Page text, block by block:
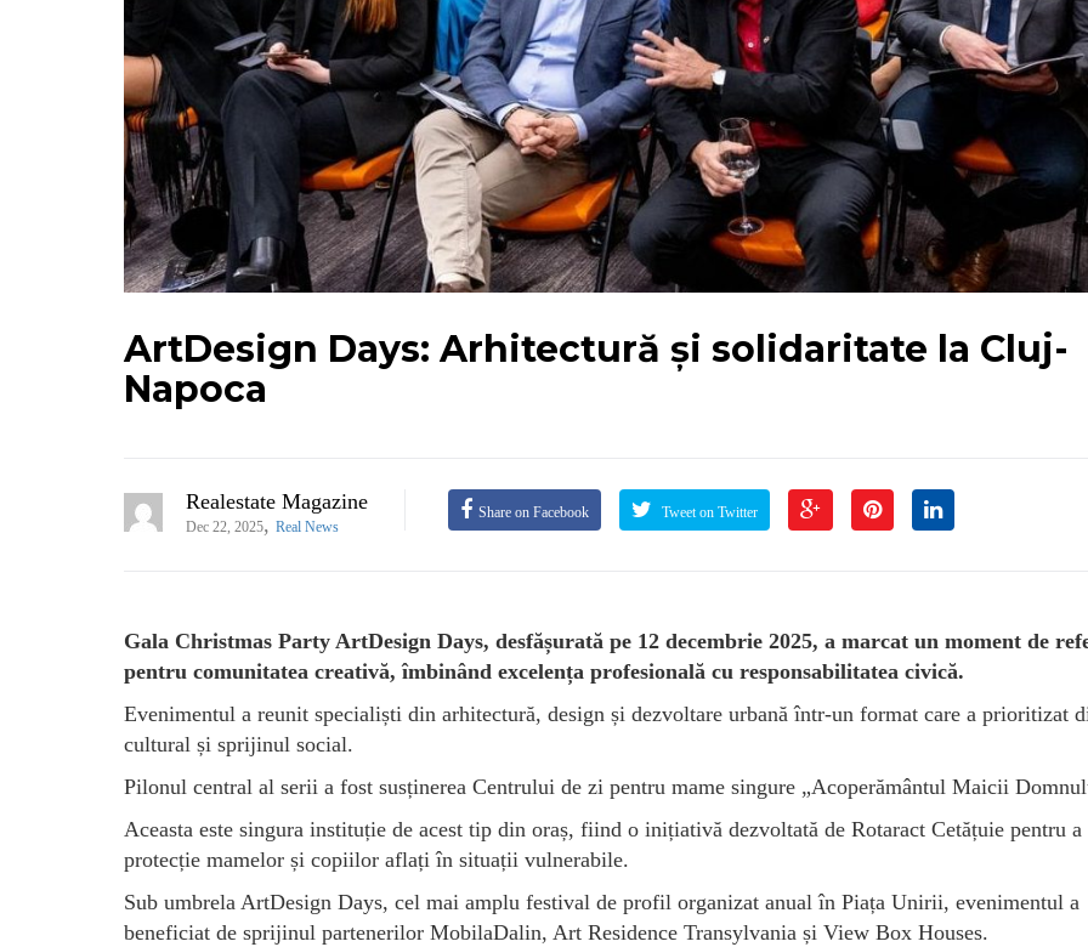
ArtDesign Days: Arhitectură și solidaritate la Cluj-
Napoca
Realestate Magazine
Dec 22, 2025, Real News
Share on Facebook Tweet on Twitter
Gala Christmas Party ArtDesign Days, desfășurată pe 12 decembrie 2025, a marcat un moment de
pentru comunitatea creativă, îmbinând excelența profesională cu responsabilitatea civică.
Evenimentul a reunit specialiști din arhitectură, design și dezvoltare urbană într-un format care a prioritizat
cultural și sprijinul social.
Pilonul central al serii a fost susținerea Centrului de zi pentru mame singure „Acoperământul Maicii
Aceasta este singura instituție de acest tip din oraș, fiind o inițiativă dezvoltată de Rotaract Cetățuie pentru
protecție mamelor și copiilor aflați în situații vulnerabile.
Sub umbrela ArtDesign Days, cel mai amplu festival de profil organizat anual în Piața Unirii, evenimentul a
beneficiat de sprijinul partenerilor MobilaDalin, Art Residence Transylvania și View Box Houses.